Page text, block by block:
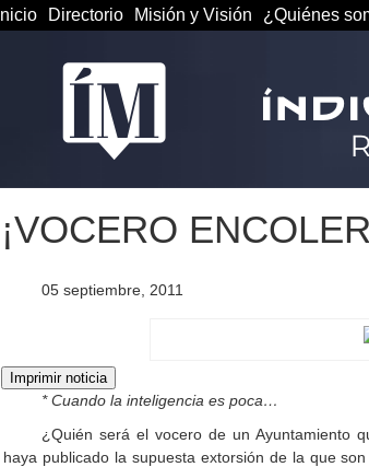
Inicio Directorio Misión y Visión ¿Quiénes
¡VOCERO
05 septiembre, 2011
* Cuando la inteligencia es poca…
¿Quién será el vocero de un Ayuntamiento
haya publicado la supuesta extorsión de la que